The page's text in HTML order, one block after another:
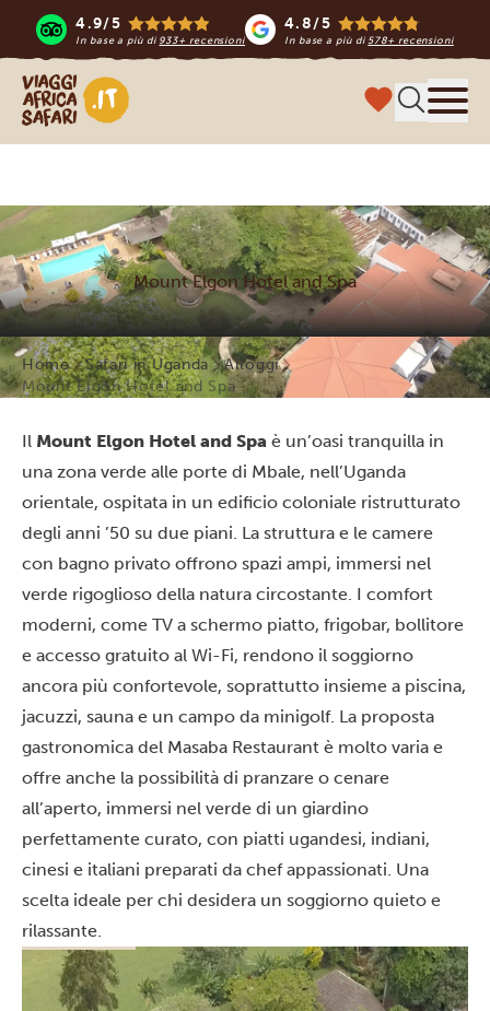
4.9/5
In base a più di 933+ recensioni
4.8/5
In base a più di578+ recensioni
Viaggi Africa Safari
Mount Elgon Hotel and Spa
Home Safari in Uganda
Alloggi
Mount Elgon Hotel and Spa
Il Mount Elgon Hotel and Spa è un’oasi tranquilla in
una zona verde alle porte di Mbale, nell’Uganda
orientale, ospitata in un edificio coloniale ristrutturato
degli anni ’50 su due piani. La struttura e le camere
con bagno privato offrono spazi ampi, immersi nel
verde rigoglioso della natura circostante. I comfort
moderni, come TV a schermo piatto, frigobar, bollitore
e accesso gratuito al Wi-Fi, rendono il soggiorno
ancora più confortevole, soprattutto insieme a piscina,
jacuzzi, sauna e un campo da minigolf. La proposta
gastronomica del Masaba Restaurant è molto varia e
offre anche la possibilità di pranzare o cenare
all’aperto, immersi nel verde di un giardino
perfettamente curato, con piatti ugandesi, indiani,
cinesi e italiani preparati da chef appassionati. Una
scelta ideale per chi desidera un soggiorno quieto e
rilassante.